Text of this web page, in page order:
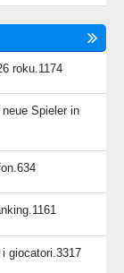
roku.1174
Spieler in
giocatori.3317